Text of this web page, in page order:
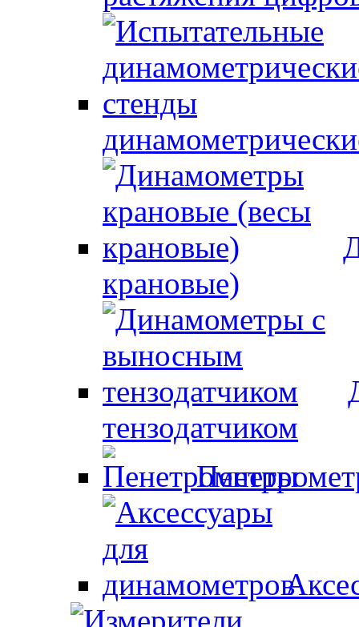
крановые)
тензодатчиком